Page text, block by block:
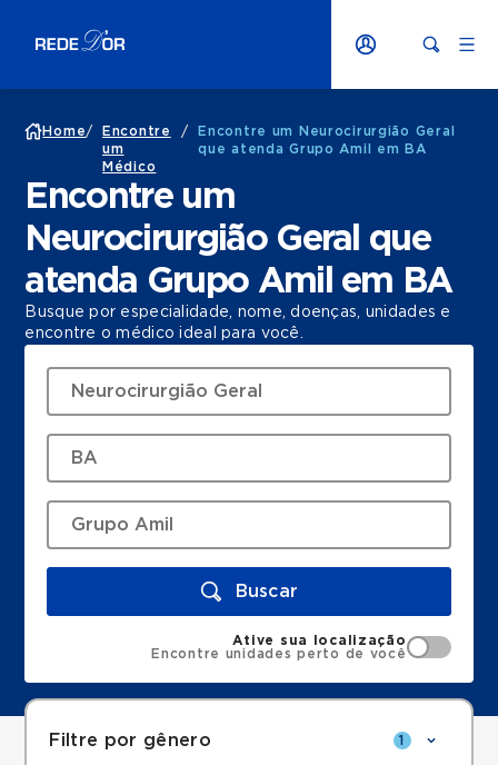
Home/
Encontre
um
Médico
/
Encontre um Neurocirurgião Geral
que atenda Grupo Amil em BA
Encontre um
Neurocirurgião Geral que
atenda Grupo Amil em BA
Busque por especialidade, nome, doenças, unidades e
encontre o médico ideal para você.
Buscar
Ative sua localização
Encontre unidades perto de você
Filtre por gênero 1